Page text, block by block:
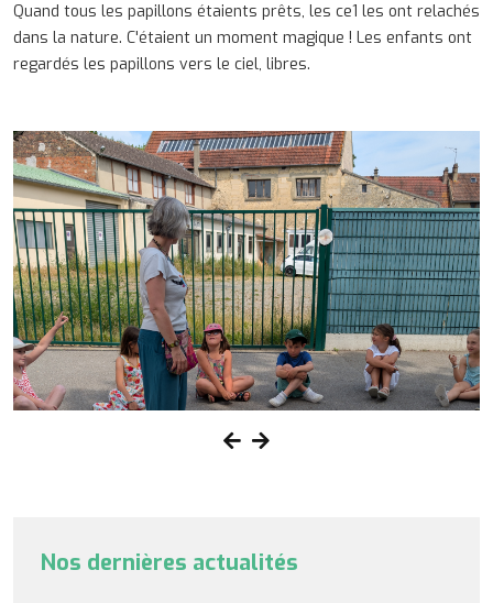
Quand tous les papillons étaients prêts, les ce1 les ont relachés
dans la nature. C'étaient un moment magique ! Les enfants ont
regardés les papillons vers le ciel, libres.
Nos dernières actualités